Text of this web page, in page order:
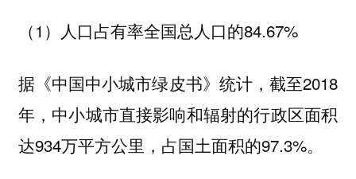
（1）人口占有率全国总人口的84.67%
据《中国中小城市绿皮书》统计，截至2018
年，中小城市直接影响和辐射的行政区面积
达934万平方公里，占国土面积的97.3%。